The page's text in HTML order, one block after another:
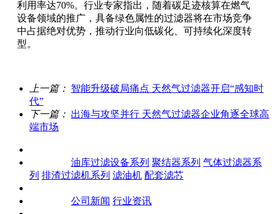
利用率达70%。行业专家指出，随着碳足迹核算在燃气
设备领域的推广，具备绿色属性的过滤器将在市场竞争
中占据绝对优势，推动行业向低碳化、可持续化深度转
型。
上一篇： 智能升级破局痛点 天然气过滤器开启“感知时
代”
下一篇： 出海与攻坚并行 天然气过滤器企业角逐全球高
端市场
油库过滤设备系列 聚结器系列 气体过滤器系
列 排渣过滤机系列 滤油机 配套滤芯
公司新闻 行业资讯